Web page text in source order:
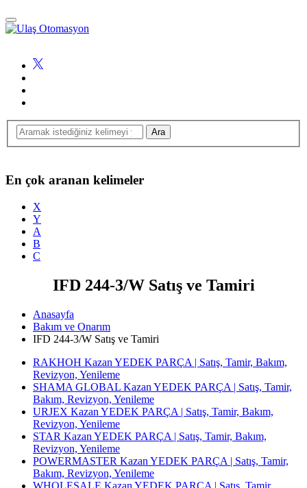
En çok aranan kelimeler
X
Y
A
B
C
IFD 244-3/W Satış ve Tamiri
Anasayfa
Bakım ve Onarım
IFD 244-3/W Satış ve Tamiri
RAKHOH Kazan YEDEK PARÇA | Satış, Tamir, Bakım,
Revizyon, Yenileme
SHAMA GLOBAL Kazan YEDEK PARÇA | Satış, Tamir,
Bakım, Revizyon, Yenileme
URJEX Kazan YEDEK PARÇA | Satış, Tamir, Bakım,
Revizyon, Yenileme
STAR Kazan YEDEK PARÇA | Satış, Tamir, Bakım,
Revizyon, Yenileme
POWERMASTER Kazan YEDEK PARÇA | Satış, Tamir,
Bakım, Revizyon, Yenileme
WHOLESALE Kazan YEDEK PARÇA | Satış, Tamir,